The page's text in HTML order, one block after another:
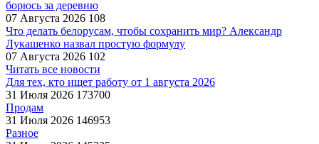
борюсь за деревню
07 Августа 2026 108
Что делать белорусам, чтобы сохранить мир? Александр
Лукашенко назвал простую формулу
07 Августа 2026 102
Читать все новости
Для тех, кто ищет работу от 1 августа 2026
31 Июля 2026 173700
Продам
31 Июля 2026 146953
Разное